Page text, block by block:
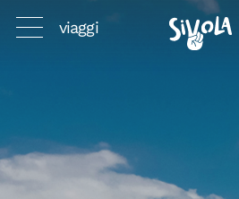
viaggi